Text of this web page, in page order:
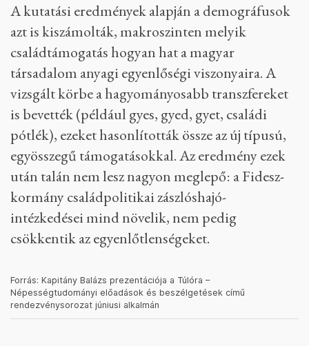
A kutatási eredmények alapján a demográfusok
azt is kiszámolták, makroszinten melyik
családtámogatás hogyan hat a magyar
társadalom anyagi egyenlőségi viszonyaira. A
vizsgált körbe a hagyományosabb transzfereket
is bevették (például gyes, gyed, gyet, családi
pótlék), ezeket hasonlították össze az új típusú,
egyösszegű támogatásokkal. Az eredmény ezek
után talán nem lesz nagyon meglepő: a Fidesz-
kormány családpolitikai zászlóshajó-
intézkedései mind növelik, nem pedig
csökkentik az egyenlőtlenségeket.
Forrás: Kapitány Balázs prezentációja a Túlóra –
Népességtudományi előadások és beszélgetések című
rendezvénysorozat júniusi alkalmán